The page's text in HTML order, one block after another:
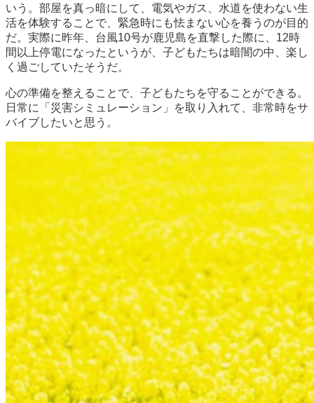
いう。部屋を真っ暗にして、電気やガス、水道を使わない生
活を体験することで、緊急時にも怯まない心を養うのが目的
だ。実際に昨年、台風10号が鹿児島を直撃した際に、12時
間以上停電になったというが、子どもたちは暗闇の中、楽し
く過ごしていたそうだ。
心の準備を整えることで、子どもたちを守ることができる。
日常に「災害シミュレーション」を取り入れて、非常時をサ
バイブしたいと思う。